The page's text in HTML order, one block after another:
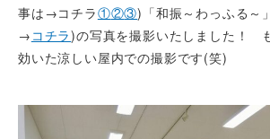
Gallery
お客様ギャラリー
レンタルモール
事は→コチラ①②③)「和振～わっふる～
→ コチラ)の写真を撮影いたしました！
効いた涼しい屋内での撮影です(笑)